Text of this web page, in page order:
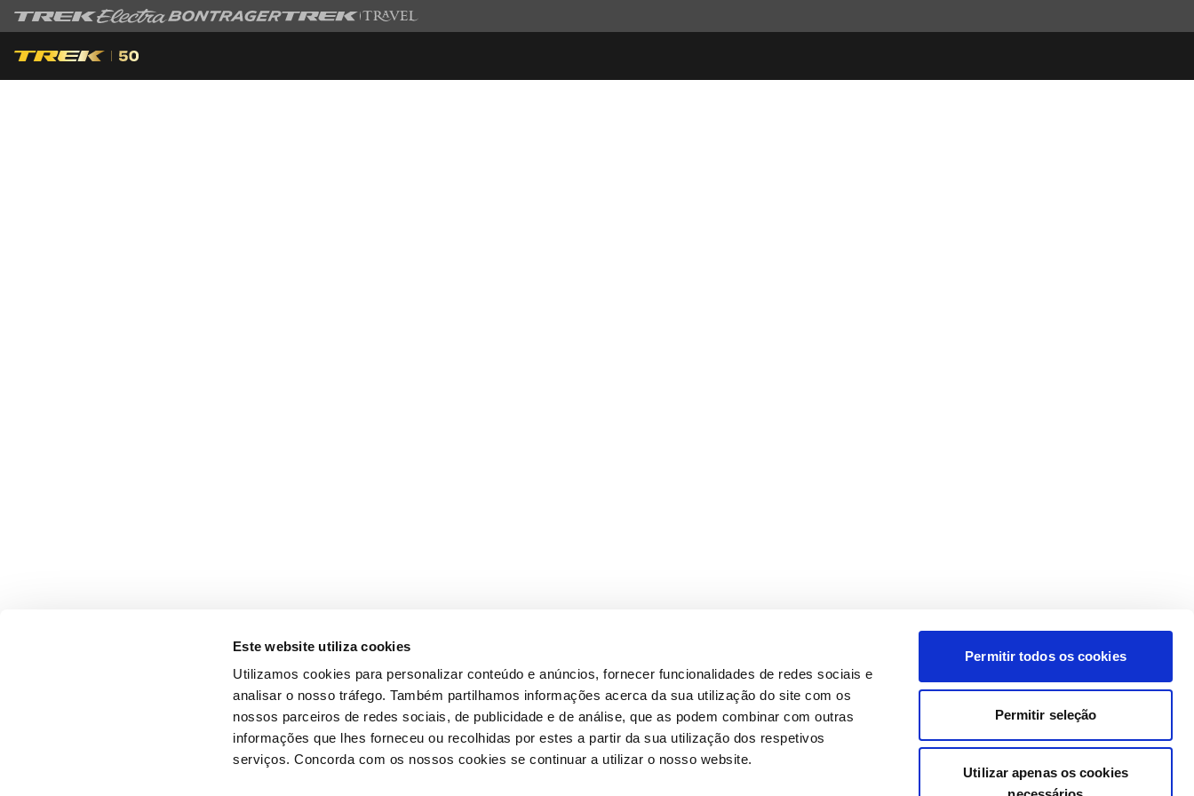
Este website utiliza cookies
Utilizamos cookies para personalizar conteúdo e anúncios, fornecer funcionalidades de redes sociais e
analisar o nosso tráfego. Também partilhamos informações acerca da sua utilização do site com os
nossos parceiros de redes sociais, de publicidade e de análise, que as podem combinar com outras
informações que lhes forneceu ou recolhidas por estes a partir da sua utilização dos respetivos
serviços. Concorda com os nossos cookies se continuar a utilizar o nosso website.
Permitir todos os cookies
Permitir seleção
Utilizar apenas os cookies